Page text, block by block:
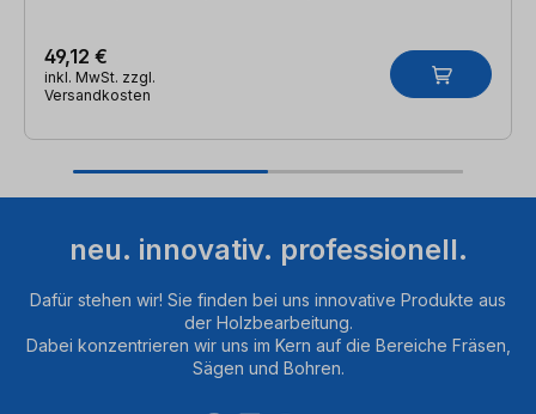
49,12 €
inkl. MwSt. zzgl.
Versandkosten
neu. innovativ. professionell.
Dafür stehen wir! Sie finden bei uns innovative Produkte aus
der Holzbearbeitung.
Dabei konzentrieren wir uns im Kern auf die Bereiche Fräsen,
Sägen und Bohren.